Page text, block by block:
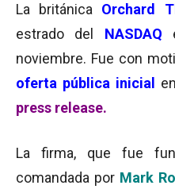
La británica Orchard
estrado del NASDAQ
noviembre. Fue con
oferta pública inicial
press release.
La firma, que fue
comandada por Mark